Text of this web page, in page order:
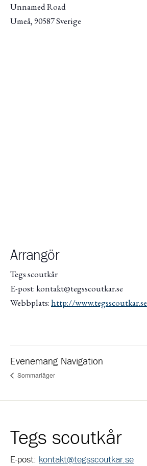
Unnamed Road
Umeå,90587Sverige
Arrangör
Tegs scoutkår
E-post: kontakt@tegsscoutkar.se
Webbplats:http://www.tegsscoutkar.se
Evenemang Navigation
Sommarläger
Tegs scoutkår
E-post: kontakt@tegsscoutkar.se